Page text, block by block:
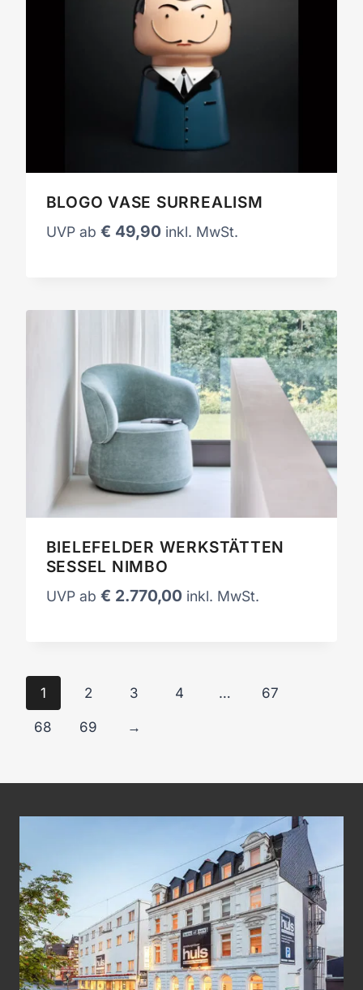
BLOGO VASE SURREALISM
UVP ab € 49,90 inkl. MwSt.
BIELEFELDER WERKSTÄTTEN
SESSEL NIMBO
UVP ab € 2.770,00 inkl. MwSt.
1 2 3 4 … 67
68 69 →